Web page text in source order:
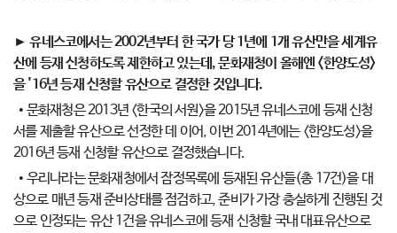
► 유네스코에서는 2002년부터 한 국가 당 1년에 1개 유산만을 세계유
산에 등재 신청하도록 제한하고 있는데, 문화재청이 올해엔 <한양도성>
을 '16년 등재 신청할 유산으로 결정한 것입니다.
• 문화재청은 2013년 <한국의 서원>을 2015년 유네스코에 등재 신청
서를 제출할 유산으로 선정한 데 이어, 이번 2014년에는 <한양도성>을
2016년 등재 신청할 유산으로 결정했습니다.
• 우리나라는 문화재청에서 잠정목록에 등재된 유산들(총 17건)을 대
상으로 매년 등재 준비상태를 점검하고, 준비가 가장 충실하게 진행된 것
으로 인정되는 유산 1건을 유네스코에 등재 신청할 국내 대표유산으로